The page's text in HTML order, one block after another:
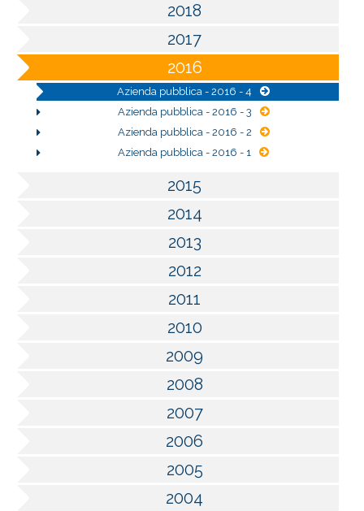
2018
2017
2016
Azienda pubblica - 2016 - 4
Azienda pubblica - 2016 - 3
Azienda pubblica - 2016 - 2
Azienda pubblica - 2016 - 1
2015
2014
2013
2012
2011
2010
2009
2008
2007
2006
2005
2004